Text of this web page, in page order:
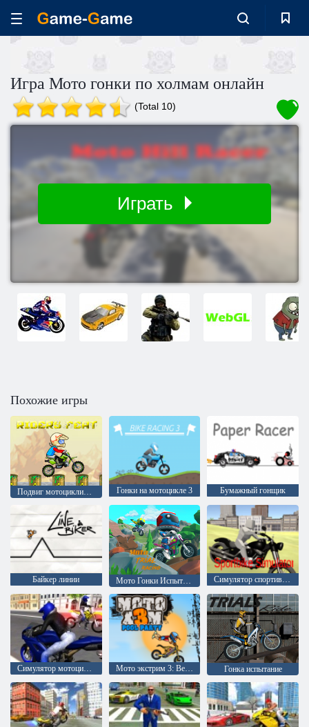
Игра Мото гонки по холмам онлайн
(Total 10)
Играть
Похожие игры
Подвиг мотоциклистов Гонки на мотоцикле 3 Бумажный гонщик
Байкер линии Мото Гонки Испытание Симулятор спортивного байка
Симулятор мотоцикла Мото экстрим 3: Вечеринка у бассейна Гонка испытание